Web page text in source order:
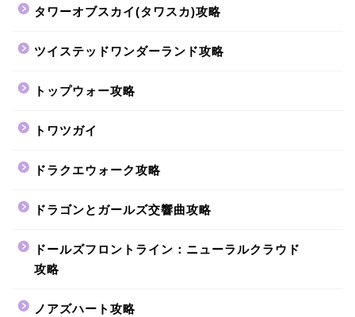
タワーオブスカイ(タワスカ)攻略
ツイステッドワンダーランド攻略
トップウォー攻略
トワツガイ
ドラクエウォーク攻略
ドラゴンとガールズ交響曲攻略
ドールズフロントライン：ニューラルクラウド
攻略
ノアズハート攻略